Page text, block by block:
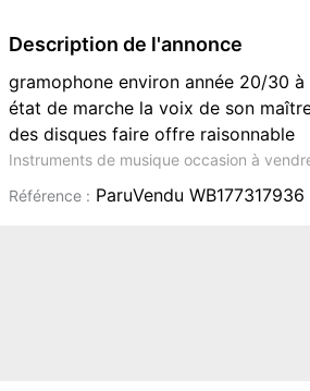
Description de l'annonce
gramophone environ année 20/30
état de marche la voix de son
des disques faire offre raisonnable
Instruments de musique occasion à
Référence : ParuVendu WB177317936